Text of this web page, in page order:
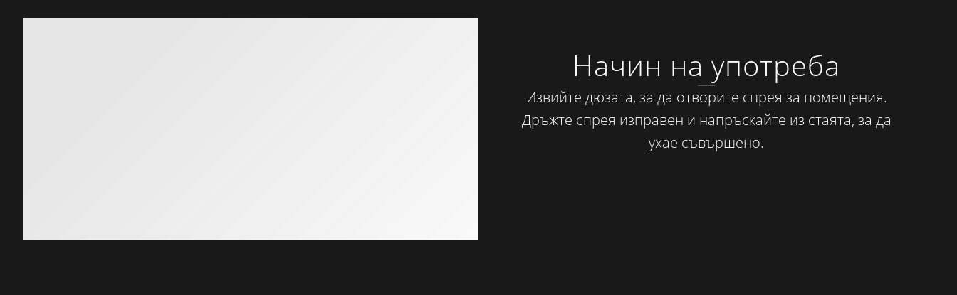
Начин на употреба
Извийте дюзата, за да отворите спрея за помещения.
Дръжте спрея изправен и напръскайте из стаята, за да
ухае съвършено.